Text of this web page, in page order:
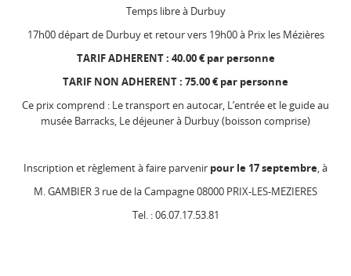
Temps libre à Durbuy
17h00 départ de Durbuy et retour vers 19h00 à Prix les Mézières
TARIF ADHERENT : 40.00 € par personne
TARIF NON ADHERENT : 75.00 € par personne
Ce prix comprend : Le transport en autocar, L’entrée et le guide au
musée Barracks, Le déjeuner à Durbuy (boisson comprise)
Inscription et règlement à faire parvenir pour le 17 septembre, à
M. GAMBIER 3 rue de la Campagne 08000 PRIX-LES-MEZIERES
Tel. : 06.07.17.53.81